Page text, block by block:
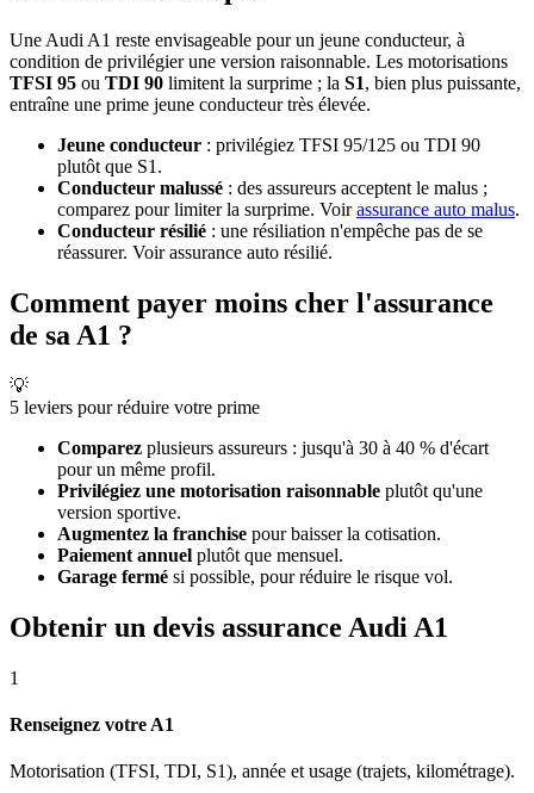
Une Audi A1 reste envisageable pour un jeune conducteur, à
condition de privilégier une version raisonnable. Les motorisations
TFSI 95 ou TDI 90 limitent la surprime ; la S1, bien plus puissante,
entraîne une prime jeune conducteur très élevée.
Jeune conducteur : privilégiez TFSI 95/125 ou TDI 90
plutôt que S1.
Conducteur malussé : des assureurs acceptent le malus ;
comparez pour limiter la surprime. Voirassurance auto malus.
Conducteur résilié : une résiliation n'empêche pas de se
réassurer. Voir assurance auto résilié.
Comment payer moins cher l'assurance
de sa A1 ?
💡
5 leviers pour réduire votre prime
Comparez plusieurs assureurs : jusqu'à 30 à 40 % d'écart
pour un même profil.
Privilégiez une motorisation raisonnable plutôt qu'une
version sportive.
Augmentez la franchise pour baisser la cotisation.
Paiement annuel plutôt que mensuel.
Garage fermé si possible, pour réduire le risque vol.
Obtenir un devis assurance Audi A1
1
Renseignez votre A1
Motorisation (TFSI, TDI, S1), année et usage (trajets, kilométrage).